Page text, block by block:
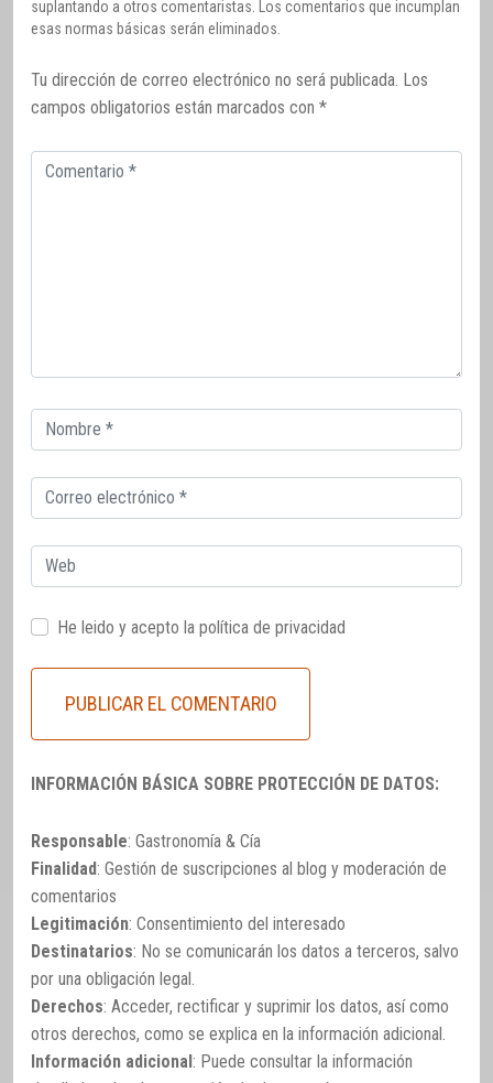
suplantando a otros comentaristas. Los comentarios que incumplan
esas normas básicas serán eliminados.
Tu dirección de correo electrónico no será publicada. Los
campos obligatorios están marcados con *
Comentario
Correo
electrónico
Correo
electrónico
Web
He leido y acepto la política de privacidad
INFORMACIÓN BÁSICA SOBRE PROTECCIÓN DE DATOS:
Responsable: Gastronomía & Cía
Finalidad: Gestión de suscripciones al blog y moderación de
comentarios
Legitimación: Consentimiento del interesado
Destinatarios: No se comunicarán los datos a terceros, salvo
por una obligación legal.
Derechos: Acceder, rectificar y suprimir los datos, así como
otros derechos, como se explica en la información adicional.
Información adicional : Puede consultar la información